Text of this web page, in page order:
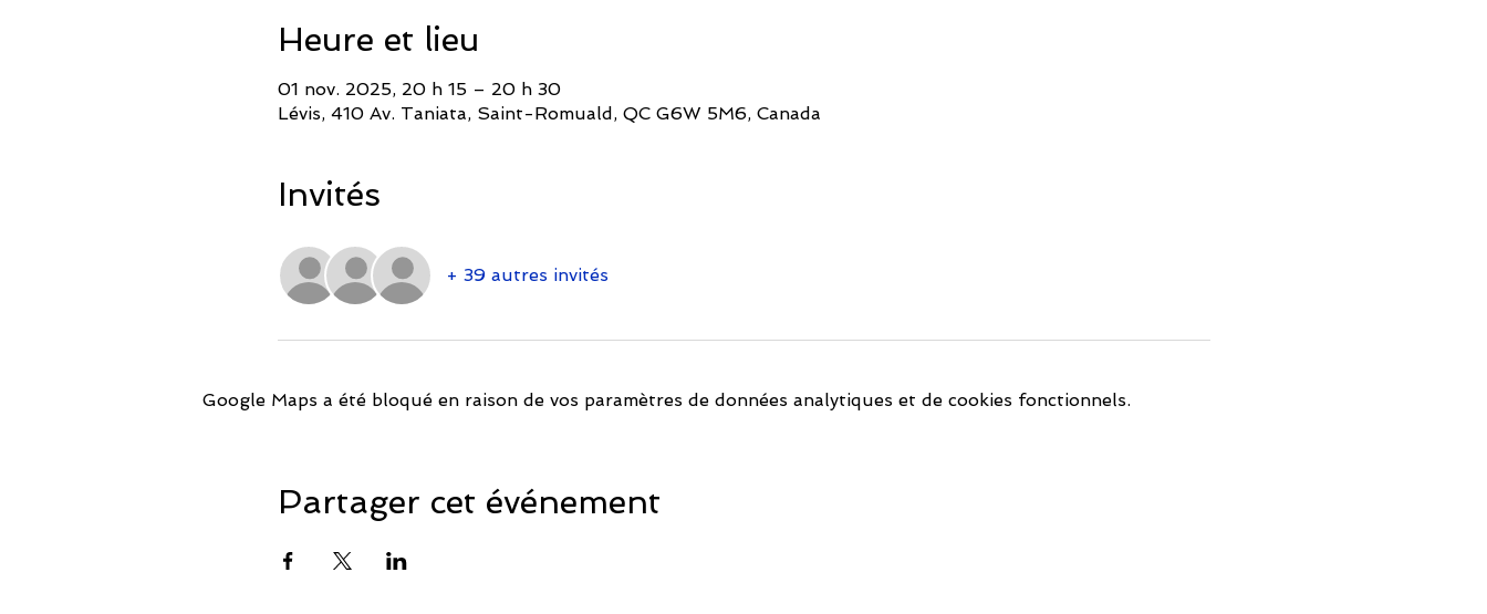
Heure et lieu
01 nov. 2025, 20 h 15 – 20 h 30
Lévis, 410 Av. Taniata, Saint-Romuald, QC G6W 5M6, Canada
Invités
+ 39 autres invités
Google Maps a été bloqué en raison de vos paramètres de données analytiques et de cookies fonctionnels.
Partager cet événement